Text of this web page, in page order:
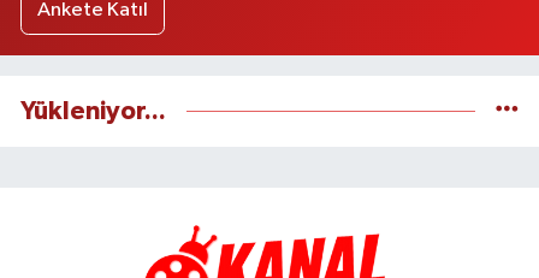
Ankete Katıl
Yükleniyor...